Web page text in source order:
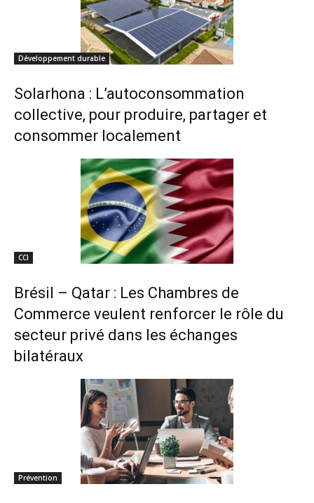
Développement durable
Solarhona : L’autoconsommation
collective, pour produire, partager et
consommer localement
CCI
Brésil – Qatar : Les Chambres de
Commerce veulent renforcer le rôle du
secteur privé dans les échanges
bilatéraux
Prévention